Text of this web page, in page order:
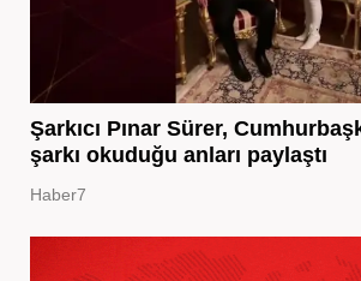
Şarkıcı Pınar Sürer,
şarkı okuduğu anları paylaştı
Haber7